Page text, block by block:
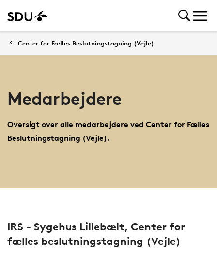
Center for Fælles Beslutningstagning (Vejle)
Medarbejdere
Oversigt over alle medarbejdere ved Center for Fælles
Beslutningstagning (Vejle).
IRS - Sygehus Lillebælt, Center for
fælles beslutningstagning (Vejle)